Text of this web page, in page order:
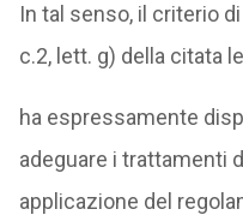
In tal senso, il criterio
c.2, lett. g) della citata
ha espressamente
adeguare i trattamenti
applicazione del